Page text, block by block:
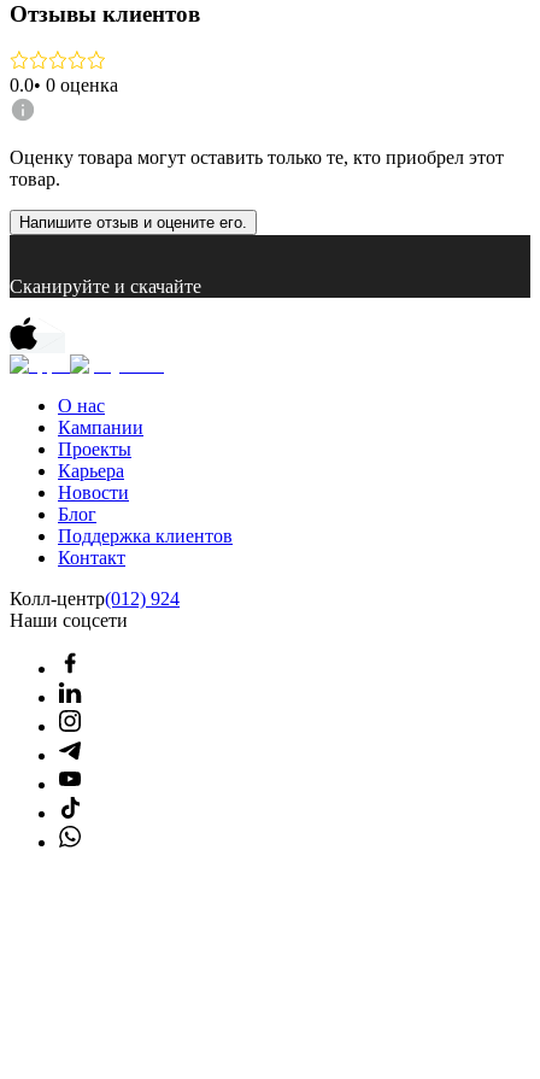
Отзывы клиентов
0.0• 0 оценка
Оценку товара могут оставить только те, кто приобрел этот
товар.
Напишите отзыв и оцените его.
Сканируйте и скачайте
О нас
Кампании
Проекты
Карьера
Новости
Блог
Поддержка клиентов
Контакт
Колл-центр(012) 924
Наши соцсети